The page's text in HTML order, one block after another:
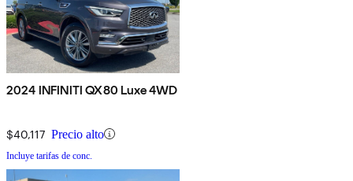
2024 INFINITI QX80 Luxe 4WD
$40,117 Precio alto
Incluye tarifas de conc.